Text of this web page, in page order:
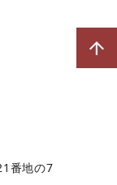
番地の7